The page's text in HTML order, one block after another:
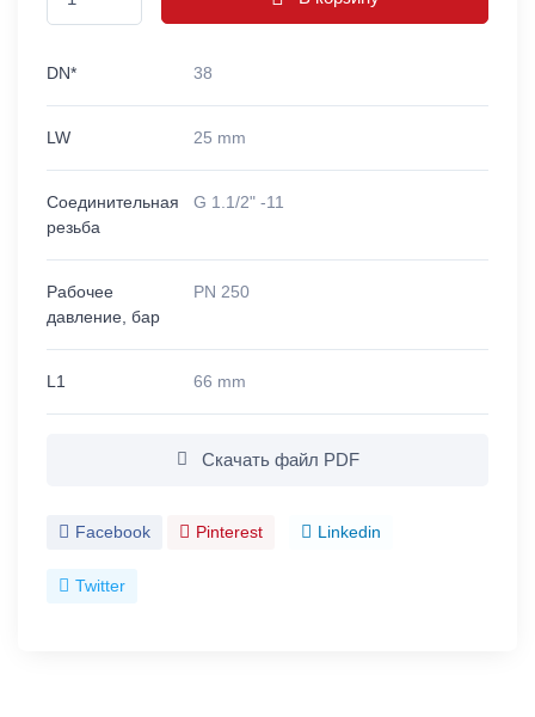
DN* 38
LW 25 mm
Соединительная
резьба
G 1.1/2" -11
Рабочее
давление, бар
PN 250
L1 66 mm
Скачать файл PDF
Facebook Pinterest Linkedin
Twitter